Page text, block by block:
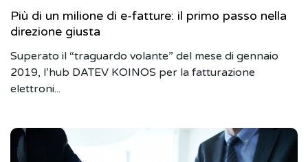
Più di un milione di e-fatture: il primo passo nella
direzione giusta
Superato il “traguardo volante” del mese di gennaio
2019, l’hub DATEV KOINOS per la fatturazione
elettroni...